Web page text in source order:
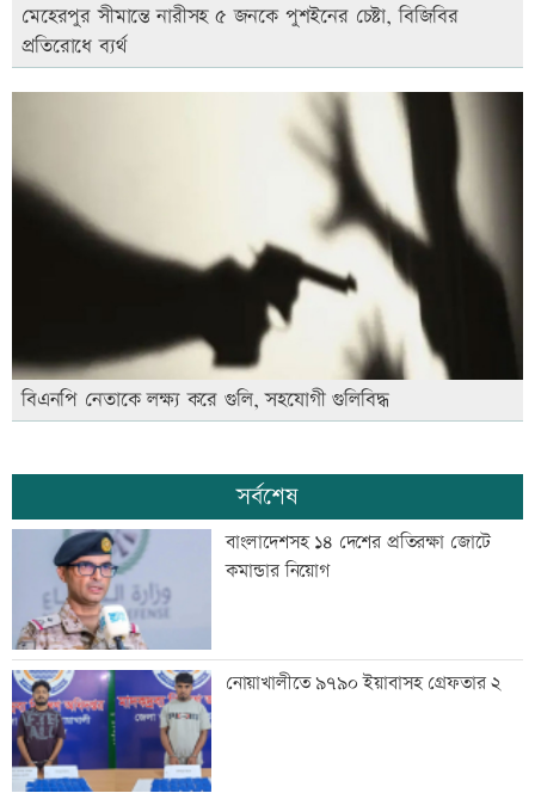
মেহেরপুর সীমান্তে নারীসহ ৫ জনকে পুশইনের চেষ্টা, বিজিবির
প্রতিরোধে ব্যর্থ
বিএনপি নেতাকে লক্ষ্য করে গুলি, সহযোগী গুলিবিদ্ধ
সর্বশেষ
বাংলাদেশসহ ১৪ দেশের প্রতিরক্ষা জোটে
কমান্ডার নিয়োগ
নোয়াখালীতে ৯৭৯০ ইয়াবাসহ গ্রেফতার ২